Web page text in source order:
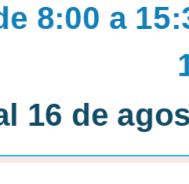
8:00 a
16 de